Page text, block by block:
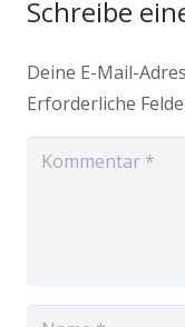
Schreibe
Deine E-Mail-
Erforderliche